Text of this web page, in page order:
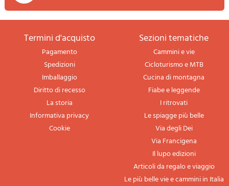
termini d'acquisto
Pagamento
Spedizioni
Imballaggio
Diritto di recesso
La storia
Informativa privacy
Cookie
sezioni tematiche
Cammini e vie
Cicloturismo e MTB
Cucina di montagna
Fiabe e leggende
I ritrovati
Le spiagge più belle
Via degli Dei
Via Francigena
Il lupo edizioni
Articoli da regalo e viaggio
Le più belle vie e cammini in Italia